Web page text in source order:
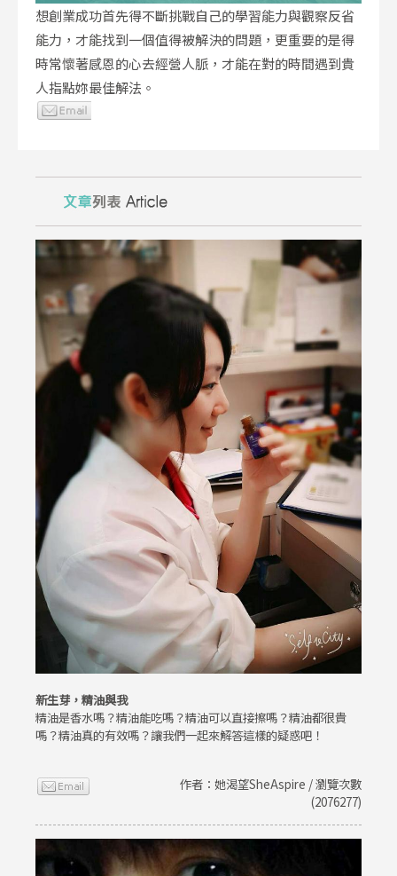
想創業成功首先得不斷挑戰自己的學習能力與觀察反省
能力，才能找到一個值得被解決的問題，更重要的是得
時常懷著感恩的心去經營人脈，才能在對的時間遇到貴
人指點妳最佳解法。
新生芽，精油與我
精油是香水嗎？精油能吃嗎？精油可以直接擦嗎？精油都很貴
嗎？精油真的有效嗎？讓我們一起來解答這樣的疑惑吧！
作者：她渴望SheAspire / 瀏覽次數
(2076277)